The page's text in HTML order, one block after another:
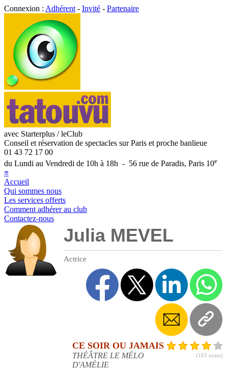
Connexion : Adhérent - Invité - Partenaire
avec Starterplus / leClub
Conseil et réservation de spectacles sur Paris et proche banlieue
01 43 72 17 00
du Lundi au Vendredi de 10h à 18h - 56 rue de Paradis, Paris 10e
≡
Accueil
Qui sommes nous
Les services offerts
Comment adhérer au club
Contactez-nous
Julia MEVEL
Actrice
(103 notes)
CE SOIR OU JAMAIS
THÉÂTRE LE MÉLO
D'AMÉLIE